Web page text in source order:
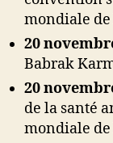
mondiale de
20
Babrak
20
de la santé
mondiale